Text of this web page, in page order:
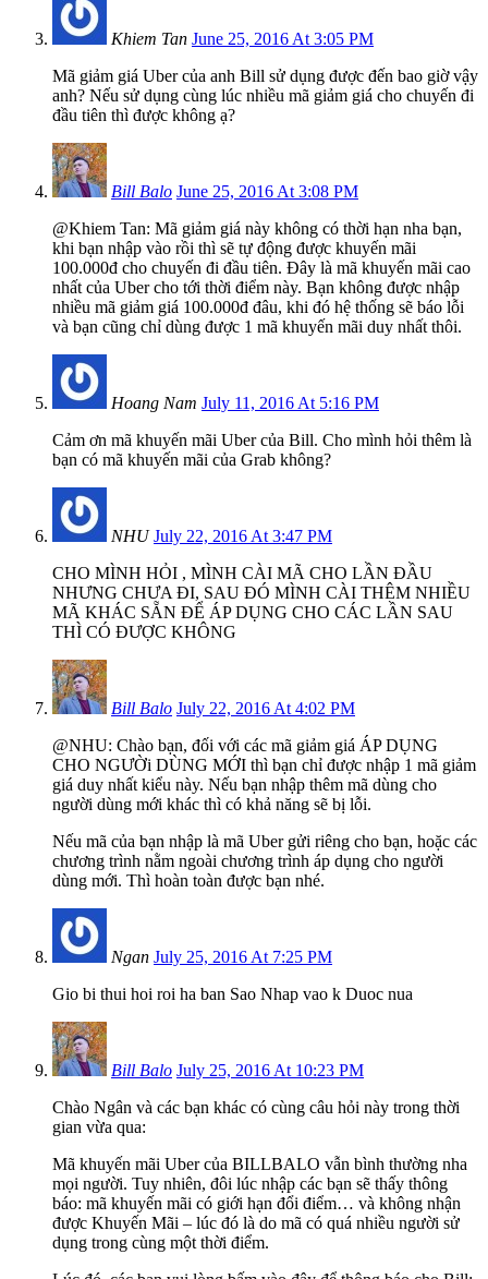
Khiem Tan June 25, 2016 At 3:05 PM
Mã giảm giá Uber của anh Bill sử dụng được đến bao giờ vậy
anh? Nếu sử dụng cùng lúc nhiều mã giảm giá cho chuyến đi
đầu tiên thì được không ạ?
Bill Balo June 25, 2016 At 3:08 PM
@Khiem Tan: Mã giảm giá này không có thời hạn nha bạn,
khi bạn nhập vào rồi thì sẽ tự động được khuyến mãi
100.000đ cho chuyến đi đầu tiên. Đây là mã khuyến mãi cao
nhất của Uber cho tới thời điểm này. Bạn không được nhập
nhiều mã giảm giá 100.000đ đâu, khi đó hệ thống sẽ báo lỗi
và bạn cũng chỉ dùng được 1 mã khuyến mãi duy nhất thôi.
Hoang Nam July 11, 2016 At 5:16 PM
Cảm ơn mã khuyến mãi Uber của Bill. Cho mình hỏi thêm là
bạn có mã khuyến mãi của Grab không?
NHU July 22, 2016 At 3:47 PM
CHO MÌNH HỎI , MÌNH CÀI MÃ CHO LẦN ĐẦU
NHƯNG CHƯA ĐI, SAU ĐÓ MÌNH CÀI THÊM NHIỀU
MÃ KHÁC SẴN ĐỂ ÁP DỤNG CHO CÁC LẦN SAU
THÌ CÓ ĐƯỢC KHÔNG
Bill Balo July 22, 2016 At 4:02 PM
@NHU: Chào bạn, đối với các mã giảm giá ÁP DỤNG
CHO NGƯỜi DÙNG MỚI thì bạn chỉ được nhập 1 mã giảm
giá duy nhất kiểu này. Nếu bạn nhập thêm mã dùng cho
người dùng mới khác thì có khả năng sẽ bị lỗi.
Nếu mã của bạn nhập là mã Uber gửi riêng cho bạn, hoặc các
chương trình nằm ngoài chương trình áp dụng cho người
dùng mới. Thì hoàn toàn được bạn nhé.
Ngan July 25, 2016 At 7:25 PM
Gio bi thui hoi roi ha ban Sao Nhap vao k Duoc nua
Bill Balo July 25, 2016 At 10:23 PM
Chào Ngân và các bạn khác có cùng câu hỏi này trong thời
gian vừa qua:
Mã khuyến mãi Uber của BILLBALO vẫn bình thường nha
mọi người. Tuy nhiên, đôi lúc nhập các bạn sẽ thấy thông
báo: mã khuyến mãi có giới hạn đổi điểm… và không nhận
được Khuyến Mãi – lúc đó là do mã có quá nhiều người sử
dụng trong cùng một thời điểm.